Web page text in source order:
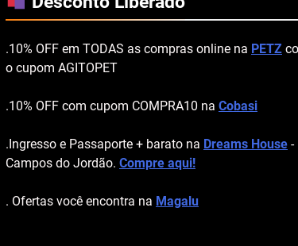
.10% OFF em TODAS as compras online na PETZ
o cupom AGITOPET
.10% OFF com cupom COMPRA10 na Cobasi
.Ingresso e Passaporte + barato na Dreams House -
Campos do Jordão. Compre aqui!
. Ofertas você encontra na Magalu